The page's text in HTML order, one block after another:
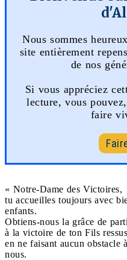
Nous sommes
site entièrement
de nos
Si vous appréciez
lecture, vous
faire
« Notre-Dame des Victoires,
tu accueilles toujours avec
enfants.
Obtiens-nous la grâce de
à la victoire de ton Fils
en ne faisant aucun obstacle
nous.